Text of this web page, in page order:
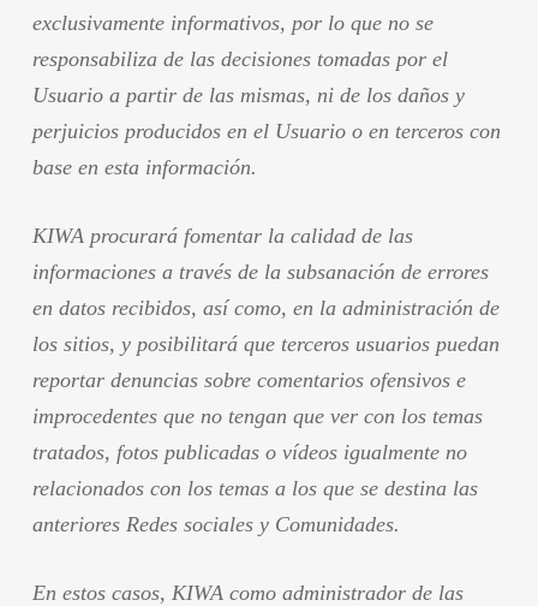
exclusivamente informativos, por lo que no se
responsabiliza de las decisiones tomadas por el
Usuario a partir de las mismas, ni de los daños y
perjuicios producidos en el Usuario o en terceros con
base en esta información.
KIWA procurará fomentar la calidad de las
informaciones a través de la subsanación de errores
en datos recibidos, así como, en la administración de
los sitios, y posibilitará que terceros usuarios puedan
reportar denuncias sobre comentarios ofensivos e
improcedentes que no tengan que ver con los temas
tratados, fotos publicadas o vídeos igualmente no
relacionados con los temas a los que se destina las
anteriores Redes sociales y Comunidades.
En estos casos, KIWA como administrador de las